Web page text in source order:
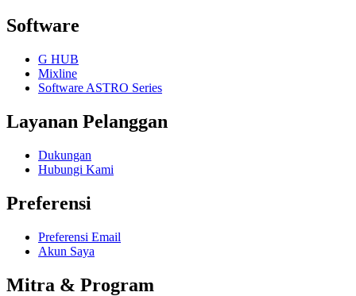
Software
G HUB
Mixline
Software ASTRO Series
Layanan Pelanggan
Dukungan
Hubungi Kami
Preferensi
Preferensi Email
Akun Saya
Mitra & Program